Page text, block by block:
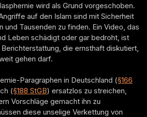
wird als Grund vorgeschoben.
auf den Islam sind mit Sicherheit
und Tausenden zu finden. Ein Video, das
Leben schädigt oder gar bedroht, ist
die ernsthaft diskutiert,
gehen darf.
Paragraphen in Deutschland (§166
(§188 StGB) ersatzlos zu streichen,
Vorschläge gemacht ihn zu
diese unselige Verkettung von